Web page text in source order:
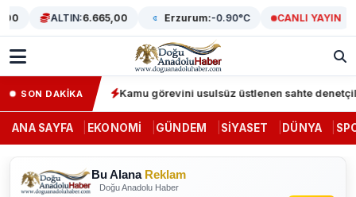
ALTIN:6.665,00 Erzurum:-0.90°C CANLI YAYIN
SON DAKİKA
gözaltı Kamu görevini usulsüz üstlenen sahte denetçilere
ANA SAYFA EKONOMI GÜNDEM SIYASET DÜNYA
Bu Alana Reklam
Doğu Anadolu Haber